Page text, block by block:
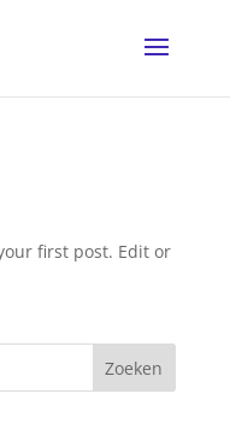
first post. Edit or
Zoeken